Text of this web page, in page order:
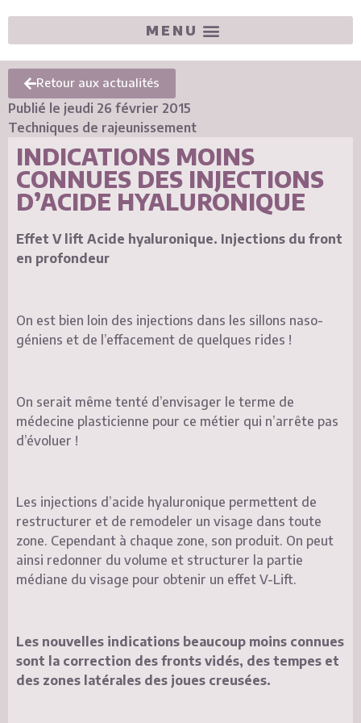
Retour aux actualités
Publié le jeudi 26 février 2015
Techniques de rajeunissement
INDICATIONS MOINS
CONNUES DES INJECTIONS
D’ACIDE HYALURONIQUE
Effet V lift Acide hyaluronique. Injections du front
en profondeur
On est bien loin des injections dans les sillons naso-
géniens et de l’effacement de quelques rides !
On serait même tenté d’envisager le terme de
médecine plasticienne pour ce métier qui n’arrête pas
d’évoluer !
Les injections d’acide hyaluronique permettent de
restructurer et de remodeler un visage dans toute
zone. Cependant à chaque zone, son produit. On peut
ainsi redonner du volume et structurer la partie
médiane du visage pour obtenir un effet V-Lift.
Les nouvelles indications beaucoup moins connues
sont la correction des fronts vidés, des tempes et
des zones latérales des joues creusées.